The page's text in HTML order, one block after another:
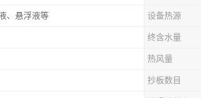
、悬浮液等 设备热源
终含水量
热风量
抄板数目